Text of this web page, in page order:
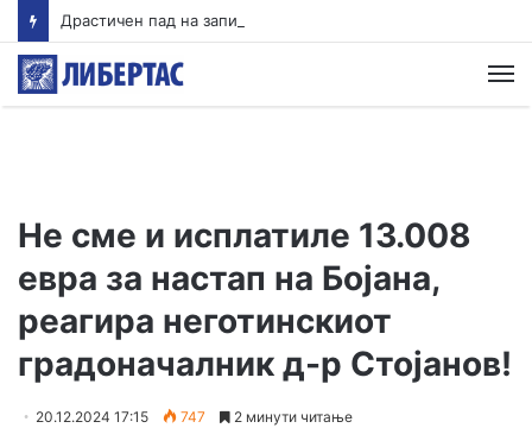
Драстичен пад на запишани првачиња годинава
Не сме и исплатиле 13.008
евра за настап на Бојана,
реагира неготинскиот
градоначалник д-р Стојанов!
20.12.2024 17:15 747 2 минути читање